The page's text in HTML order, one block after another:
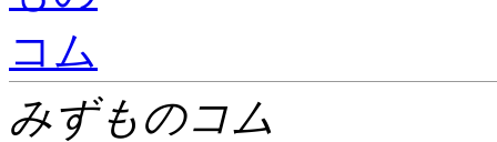
みずものコム